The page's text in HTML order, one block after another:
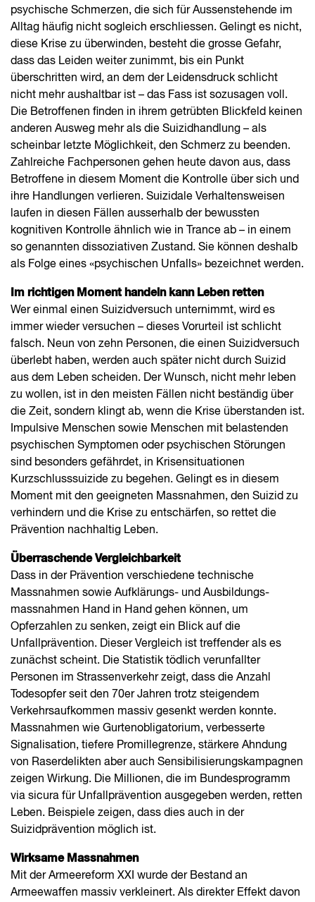
psychische Schmerzen, die sich für Aussenstehende im
Alltag häufig nicht sogleich erschliessen. Gelingt es nicht,
diese Krise zu überwinden, besteht die grosse Gefahr,
dass das Leiden weiter zunimmt, bis ein Punkt
überschritten wird, an dem der Leidensdruck schlicht
nicht mehr aushaltbar ist – das Fass ist sozusagen voll.
Die Betroffenen finden in ihrem getrübten Blickfeld keinen
anderen Ausweg mehr als die Suizidhandlung – als
scheinbar letzte Möglichkeit, den Schmerz zu beenden.
Zahlreiche Fachpersonen gehen heute davon aus, dass
Betroffene in diesem Moment die Kontrolle über sich und
ihre Handlungen verlieren. Suizidale Verhaltensweisen
laufen in diesen Fällen ausserhalb der bewussten
kognitiven Kontrolle ähnlich wie in Trance ab – in einem
so genannten dissoziativen Zustand. Sie können deshalb
als Folge eines «psychischen Unfalls» bezeichnet werden.
Im richtigen Moment handeln kann Leben retten
Wer einmal einen Suizidversuch unternimmt, wird es
immer wieder versuchen – dieses Vorurteil ist schlicht
falsch. Neun von zehn Personen, die einen Suizidversuch
überlebt haben, werden auch später nicht durch Suizid
aus dem Leben scheiden. Der Wunsch, nicht mehr leben
zu wollen, ist in den meisten Fällen nicht beständig über
die Zeit, sondern klingt ab, wenn die Krise überstanden ist.
Impulsive Menschen sowie Menschen mit belastenden
psychischen Symptomen oder psychischen Störungen
sind besonders gefährdet, in Krisensituationen
Kurzschlusssuizide zu begehen. Gelingt es in diesem
Moment mit den geeigneten Massnahmen, den Suizid zu
verhindern und die Krise zu entschärfen, so rettet die
Prävention nachhaltig Leben.
Überraschende Vergleichbarkeit
Dass in der Prävention verschiedene technische
Massnahmen sowie Aufklärungs- und Ausbildungs­
massnahmen Hand in Hand gehen können, um
Opferzahlen zu senken, zeigt ein Blick auf die
Unfallprävention. Dieser Vergleich ist treffender als es
zunächst scheint. Die Statistik tödlich verunfallter
Personen im Strassen­verkehr zeigt, dass die Anzahl
Todesopfer seit den 70er Jahren trotz steigendem
Verkehrsaufkommen massiv gesenkt werden konnte.
Massnahmen wie Gurten­obligatorium, verbesserte
Signalisation, tiefere Promillegrenze, stärkere Ahndung
von Raserdelikten aber auch Sensibilisierungskampagnen
zeigen Wirkung. Die Millionen, die im Bundesprogramm
via sicura für Unfallprävention ausgegeben werden, retten
Leben. Beispiele zeigen, dass dies auch in der
Suizidprävention möglich ist.
Wirksame Massnahmen
Mit der Armeereform XXI wurde der Bestand an
Armeewaffen massiv verkleinert. Als direkter Effekt davon